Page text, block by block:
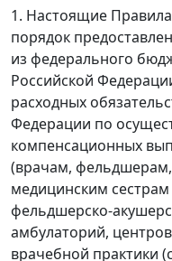
1. Настоящие
порядок
из федерального
Российской
расходных
Федерации по
компенсационных
(врачам,
медицинским
фельдшерско-
амбулаторий,
врачебной практики